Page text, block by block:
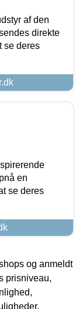
af den
direkte
se deres
en
se deres
og anmeldt
prisniveau,